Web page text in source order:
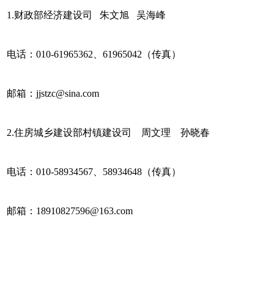
1.财政部经济建设司 朱文旭 吴海峰
电话：010-61965362、61965042（传真）
邮箱：jjstzc@sina.com
2.住房城乡建设部村镇建设司 周文理 孙晓春
电话：010-58934567、58934648（传真）
邮箱：18910827596@163.com